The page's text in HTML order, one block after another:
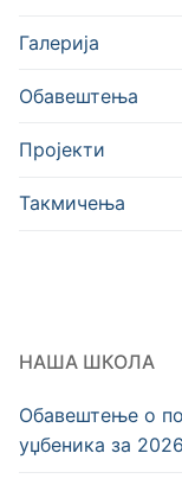
Галерија
Обавештења
Пројекти
Такмичења
НАША ШКОЛА
Обавештење о
уџбеника за